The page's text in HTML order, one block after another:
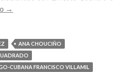
Cuba
Neira
Vilas
coa
→
ANA CHOUCIÑO
CUBANA FRANCISCO VILLAMIL